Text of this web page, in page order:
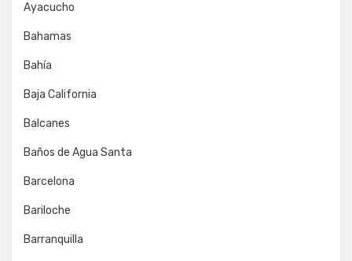
Ayacucho
Bahamas
Bahía
Baja California
Balcanes
Baños de Agua Santa
Barcelona
Bariloche
Barranquilla